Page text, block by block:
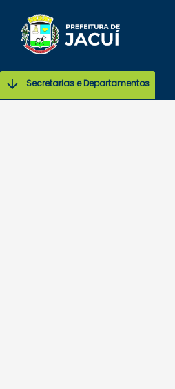
Secretarias e Departamentos